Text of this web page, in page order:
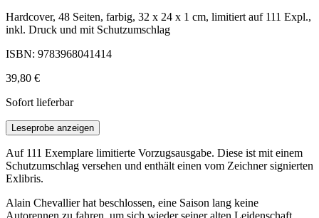
Hardcover, 48 Seiten, farbig, 32 x 24 x 1 cm, limitiert auf 111 Expl.,
inkl. Druck und mit Schutzumschlag
ISBN: 9783968041414
39,80 €
Sofort lieferbar
Leseprobe anzeigen
Auf 111 Exemplare limitierte Vorzugsausgabe. Diese ist mit einem
Schutzumschlag versehen und enthält einen vom Zeichner signierten
Exlibris.
Alain Chevallier hat beschlossen, eine Saison lang keine